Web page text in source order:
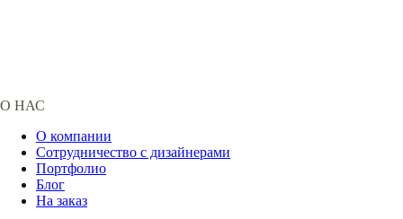
О НАС
О компании
Сотрудничество с дизайнерами
Портфолио
Блог
На заказ